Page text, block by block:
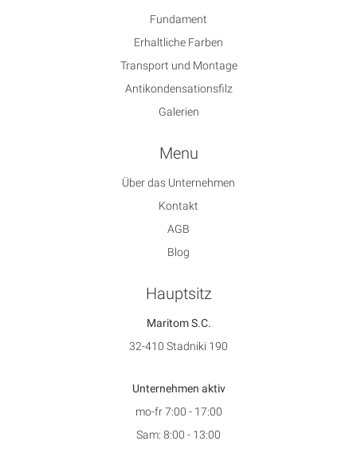
Fundament
Erhaltliche Farben
Transport und Montage
Antikondensationsfilz
Galerien
Menu
Über das Unternehmen
Kontakt
AGB
Blog
Hauptsitz
Maritom S.C.
32-410 Stadniki 190
Unternehmen aktiv
mo-fr 7:00 - 17:00
Sam: 8:00 - 13:00